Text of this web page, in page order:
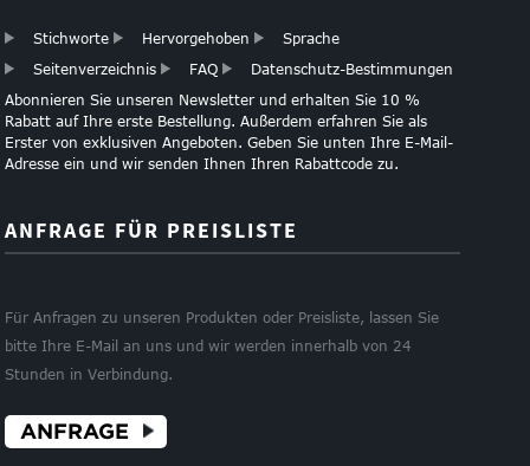
Stichworte Hervorgehoben
Sprache
Seitenverzeichnis
FAQ
Datenschutz-Bestimmungen
Abonnieren Sie unseren Newsletter und erhalten Sie 10 %
Rabatt auf Ihre erste Bestellung. Außerdem erfahren Sie als
Erster von exklusiven Angeboten. Geben Sie unten Ihre E-Mail-
Adresse ein und wir senden Ihnen Ihren Rabattcode zu.
ANFRAGE FÜR PREISLISTE
Für Anfragen zu unseren Produkten oder Preisliste, lassen Sie
bitte Ihre E-Mail an uns und wir werden innerhalb von 24
Stunden in Verbindung.
ANFRAGE